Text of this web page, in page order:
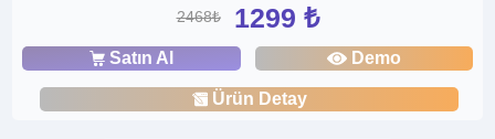
2468₺ 1299 ₺
Satın Al Demo
Ürün Detay